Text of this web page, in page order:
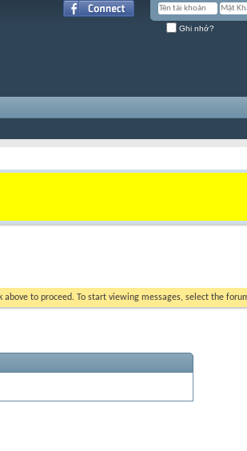
Ghi nhớ?
above to proceed. To start viewing messages, select the